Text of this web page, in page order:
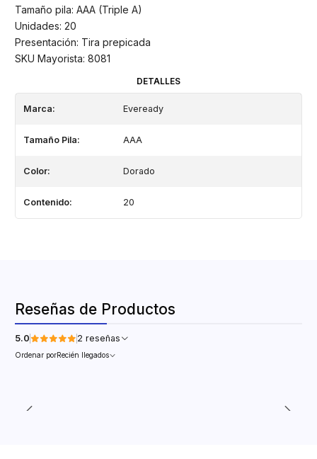
Tamaño pila: AAA (Triple A)
Unidades: 20
Presentación: Tira prepicada
SKU Mayorista: 8081
DETALLES
Marca: Eveready
Tamaño Pila: AAA
Color: Dorado
Contenido: 20
Reseñas de Productos
5.0 2 reseñas
Ordenar porRecién llegados